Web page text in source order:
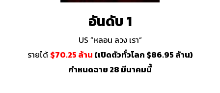
อันดับ 1
US “หลอน ลวง เรา”
รายได้ $70.25 ล้าน (เปิดตัวทั่วโลก $86.95 ล้าน)
กำหนดฉาย 28 มีนาคมนี้